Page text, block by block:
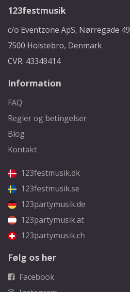
123festmusik
c/o Eventzone ApS, Nørregade 49
7500 Holstebro, Denmark
CVR: 43349414
Information
FAQ
Regler og betingelser
Blog
Kontakt
123festmusik.dk
123festmusik.se
123partymusik.de
123partymusik.at
123partymusik.ch
Følg os her
Facebook